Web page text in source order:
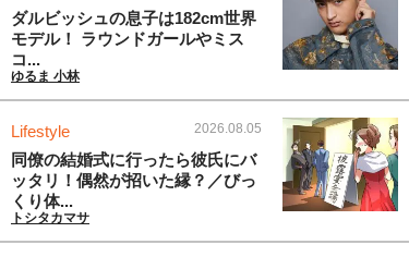
ダルビッシュの息子は182cm世界
モデル！ ラウンドガールやミス
コ...
ゆるま 小林
Lifestyle 2026.08.05
同僚の結婚式に行ったら彼氏にバ
ッタリ！偶然が招いた縁？／びっ
くり体...
トシタカマサ